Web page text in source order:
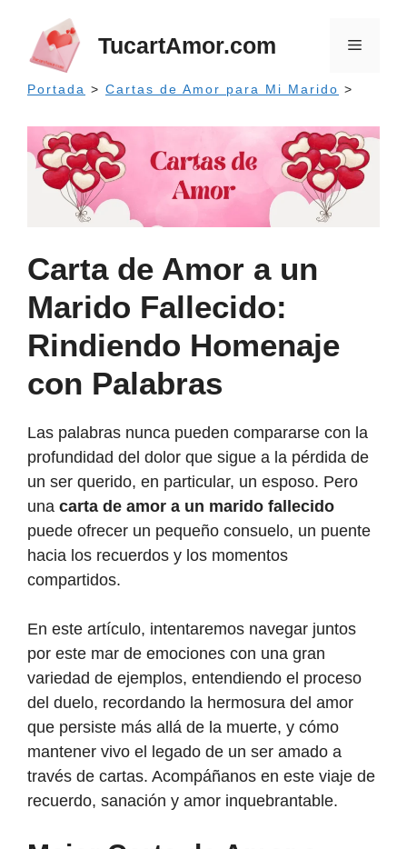
contenido
TucartAmor.com Menú
Portada > Cartas de Amor para Mi Marido >
Carta de Amor a un
Marido Fallecido:
Rindiendo Homenaje
con Palabras
Las palabras nunca pueden compararse con la
profundidad del dolor que sigue a la pérdida de
un ser querido, en particular, un esposo. Pero
una carta de amor a un marido fallecido
puede ofrecer un pequeño consuelo, un puente
hacia los recuerdos y los momentos
compartidos.
En este artículo, intentaremos navegar juntos
por este mar de emociones con una gran
variedad de ejemplos, entendiendo el proceso
del duelo, recordando la hermosura del amor
que persiste más allá de la muerte, y cómo
mantener vivo el legado de un ser amado a
través de cartas. Acompáñanos en este viaje de
recuerdo, sanación y amor inquebrantable.